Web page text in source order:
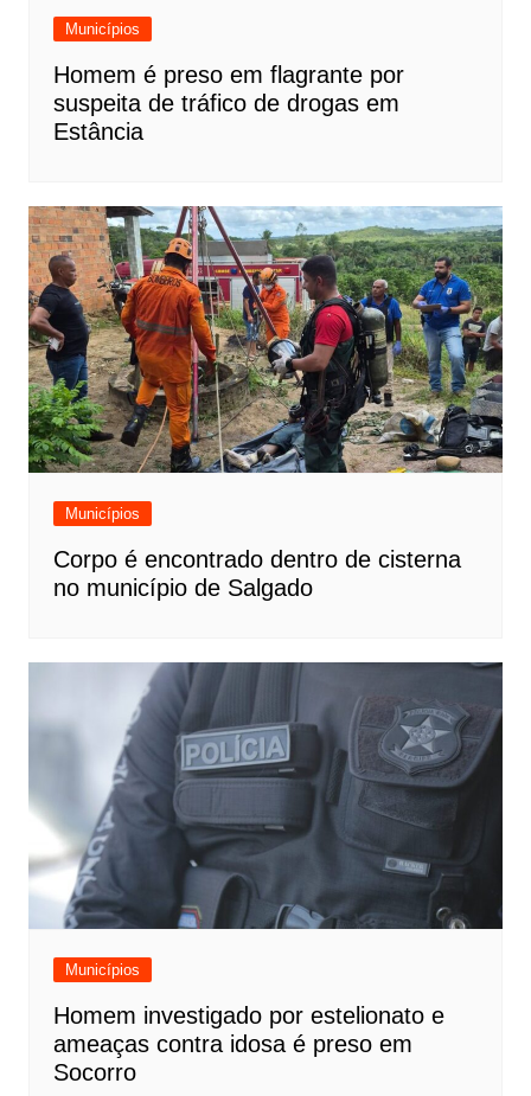
Municípios
Homem é preso em flagrante por
suspeita de tráfico de drogas em
Estância
Municípios
Corpo é encontrado dentro de cisterna
no município de Salgado
Municípios
Homem investigado por estelionato e
ameaças contra idosa é preso em
Socorro